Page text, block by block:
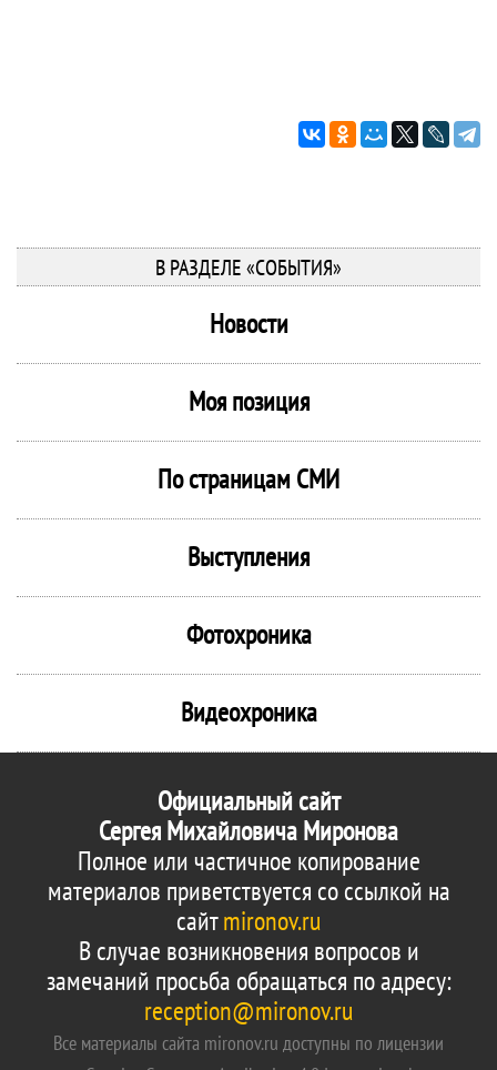
В РАЗДЕЛЕ «СОБЫТИЯ»
Новости
Моя позиция
По страницам СМИ
Выступления
Фотохроника
Видеохроника
Официальный сайт
Сергея Михайловича Миронова
Полное или частичное копирование
материалов приветствуется со ссылкой на
сайтmironov.ru
В случае возникновения вопросов и
замечаний просьба обращаться по адресу:
reception@mironov.ru
Все материалы сайта mironov.ru доступны по лицензии